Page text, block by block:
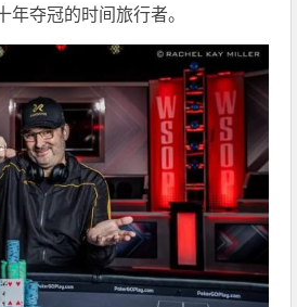
年夺冠的时间旅行者。